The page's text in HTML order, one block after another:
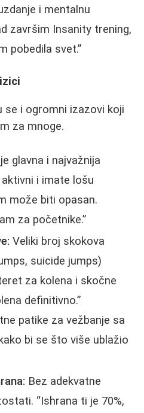
i mentalnu
završim Insanity trening,
pobedila svet.”
se i ogromni izazovi koji
za mnoge.
glavna i najvažnija
i imate lošu
može biti opasan.
za početnike.”
Veliki broj skokova
suicide jumps)
za kolena i skočne
definitivno.”
patike za vežbanje sa
bi se što više ublažio
Bez adekvatne
“Ishrana ti je 70%,